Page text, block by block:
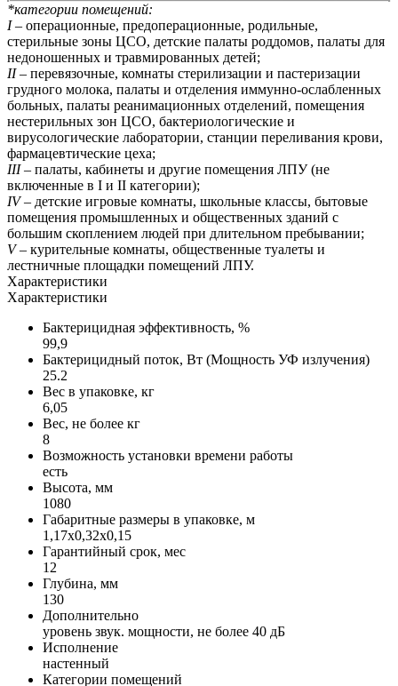
*категории помещений:
I– операционные, предоперационные, родильные,
стерильные зоны ЦСО, детские палаты роддомов, палаты для
недоношенных и травмированных детей;
II– перевязочные, комнаты стерилизации и пастеризации
грудного молока, палаты и отделения иммунно-ослабленных
больных, палаты реанимационных отделений, помещения
нестерильных зон ЦСО, бактериологические и
вирусологические лаборатории, станции переливания крови,
фармацевтические цеха;
III– палаты, кабинеты и другие помещения ЛПУ (не
включенные в I и II категории);
IV– детские игровые комнаты, школьные классы, бытовые
помещения промышленных и общественных зданий с
большим скоплением людей при длительном пребывании;
V– курительные комнаты, общественные туалеты и
лестничные площадки помещений ЛПУ.
Характеристики
Характеристики
Бактерицидная эффективность, %
99,9
Бактерицидный поток, Вт (Мощность УФ излучения)
25.2
Вес в упаковке, кг
6,05
Вес, не более кг
8
Возможность установки времени работы
есть
Высота, мм
1080
Габаритные размеры в упаковке, м
1,17х0,32х0,15
Гарантийный срок, мес
12
Глубина, мм
130
Дополнительно
уровень звук. мощности, не более 40 дБ
Исполнение
настенный
Категории помещений